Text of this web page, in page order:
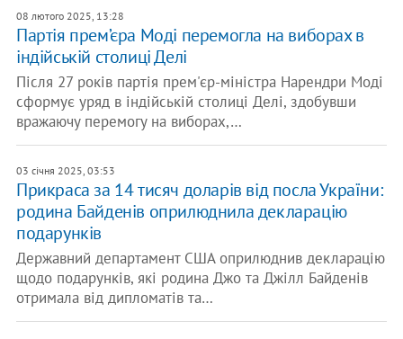
08 лютого 2025, 13:28
Партія прем’єра Моді перемогла на виборах в
індійській столиці Делі
Після 27 років партія прем'єр-міністра Нарендри Моді
сформує уряд в індійській столиці Делі, здобувши
вражаючу перемогу на виборах,…
03 січня 2025, 03:53
Прикраса за 14 тисяч доларів від посла України:
родина Байденів оприлюднила декларацію
подарунків
Державний департамент США оприлюднив декларацію
щодо подарунків, які родина Джо та Джілл Байденів
отримала від дипломатів та…